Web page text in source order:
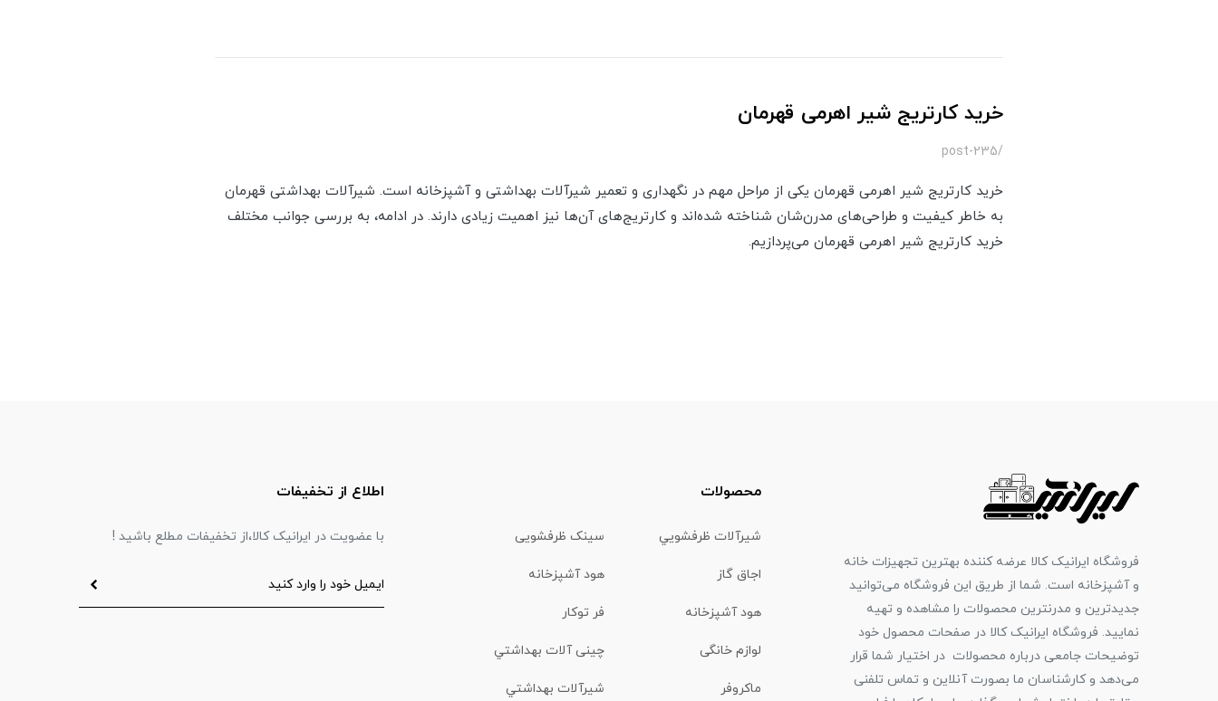
خرید کارتریج شیر اهرمی قهرمان
/post-235
خرید کارتریج شیر اهرمی قهرمان یکی از مراحل مهم در نگهداری و تعمیر شیرآلات بهداشتی و آشپزخانه است. شیرآلات بهداشتی قهرمان
به خاطر کیفیت و طراحی‌های مدرن‌شان شناخته شده‌اند و کارتریج‌های آن‌ها نیز اهمیت زیادی دارند. در ادامه، به بررسی جوانب مختلف
خرید کارتریج شیر اهرمی قهرمان می‌پردازیم.​​​​
فروشگاه ایرانیک کالا عرضه کننده بهترین تجهیزات خانه
و آشپزخانه است. شما از طریق این فروشگاه می‌توانید
جدیدترین و مدرنترین محصولات را مشاهده و تهیه
نمایید. فروشگاه ایرانیک کالا در صفحات محصول خود
توضیحات جامعی درباره محصولات در اختیار شما قرار
می‌دهد و کارشناسان ما بصورت آنلاین و تماس تلفنی
محصولات
شیرآلات ظرفشويي سینک ظرفشویی
اجاق گاز هود آشپزخانه
هود آشپزخانه فر توکار
لوازم خانگی چینی آلات بهداشتي
ماكروفر شیرآلات بهداشتي
اطلاع از تخفیفات
با عضویت در ایرانیک کالا،از تخفیفات مطلع باشید !